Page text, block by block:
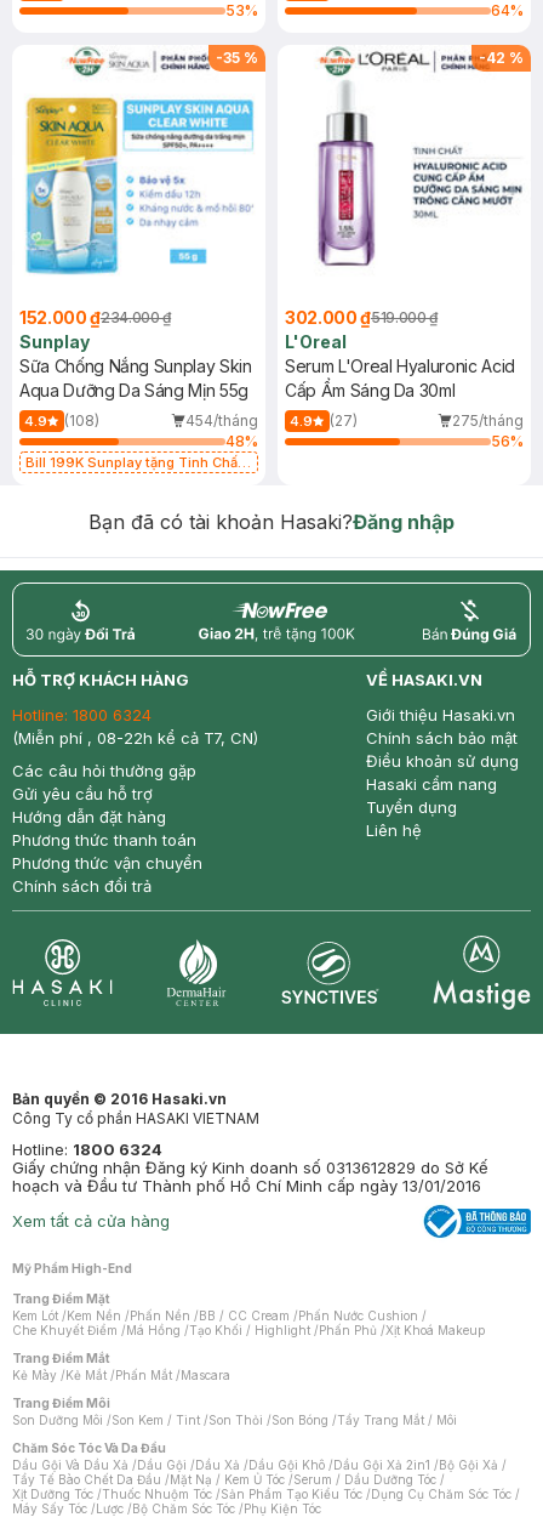
53%
64%
-35 %
152.000 ₫234.000 ₫
Sunplay
Sữa Chống Nắng Sunplay Skin
Aqua Dưỡng Da Sáng Mịn 55g
4.9 (108)
454/tháng
48%
Bill 199K Sunplay tặng Tinh Chất
-42 %
302.000 ₫519.000 ₫
L'Oreal
Serum L'Oreal Hyaluronic Acid
Cấp Ẩm Sáng Da 30ml
4.9 (27)
275/tháng
56%
Bạn đã có tài khoản Hasaki?Đăng nhập
return nowfree price
HỖ TRỢ KHÁCH HÀNG
Hotline: 1800 6324
(Miễn phí , 08-22h kể cả T7, CN)
Các câu hỏi thường gặp
Gửi yêu cầu hỗ trợ
Hướng dẫn đặt hàng
Phương thức thanh toán
Phương thức vận chuyển
Chính sách đổi trả
VỀ HASAKI.VN
Giới thiệu Hasaki.vn
Chính sách bảo mật
Điều khoản sử dụng
Hasaki cẩm nang
Tuyển dụng
Liên hệ
Bản quyền © 2016 Hasaki.vn
Công Ty cổ phần HASAKI VIETNAM
Hotline: 1800 6324
Giấy chứng nhận Đăng ký Kinh doanh số 0313612829 do Sở Kế
hoạch và Đầu tư Thành phố Hồ Chí Minh cấp ngày 13/01/2016
Xem tất cả cửa hàng
Mỹ Phẩm High-End
Trang Điểm Mặt
Kem Lót /Kem Nền /Phấn Nền /BB / CC Cream /Phấn Nước Cushion /
Che Khuyết Điểm /Má Hồng /Tạo Khối / Highlight /Phấn Phủ /Xịt Khoá Makeup
Trang Điểm Mắt
Kẻ Mày /Kẻ Mắt /Phấn Mắt /Mascara
Trang Điểm Môi
Son Dưỡng Môi /Son Kem / Tint /Son Thỏi /Son Bóng /Tẩy Trang Mắt / Môi
Chăm Sóc Tóc Và Da Đầu
Dầu Gội Và Dầu Xả /Dầu Gội /Dầu Xả /Dầu Gội Khô /Dầu Gội Xả 2in1 /Bộ Gội Xả /
Tẩy Tế Bào Chết Da Đầu /Mặt Nạ / Kem Ủ Tóc /Serum / Dầu Dưỡng Tóc /
Xịt Dưỡng Tóc /Thuốc Nhuộm Tóc /Sản Phẩm Tạo Kiểu Tóc /Dụng Cụ Chăm Sóc Tóc /
Máy Sấy Tóc /Lược /Bộ Chăm Sóc Tóc /Phụ Kiện Tóc